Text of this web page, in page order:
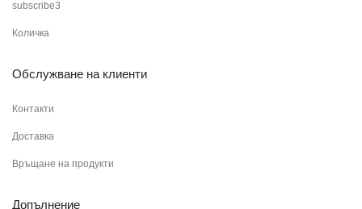
subscribe3
Количка
Обслужване на клиенти
Контакти
Доставка
Връщане на продукти
Допълнение